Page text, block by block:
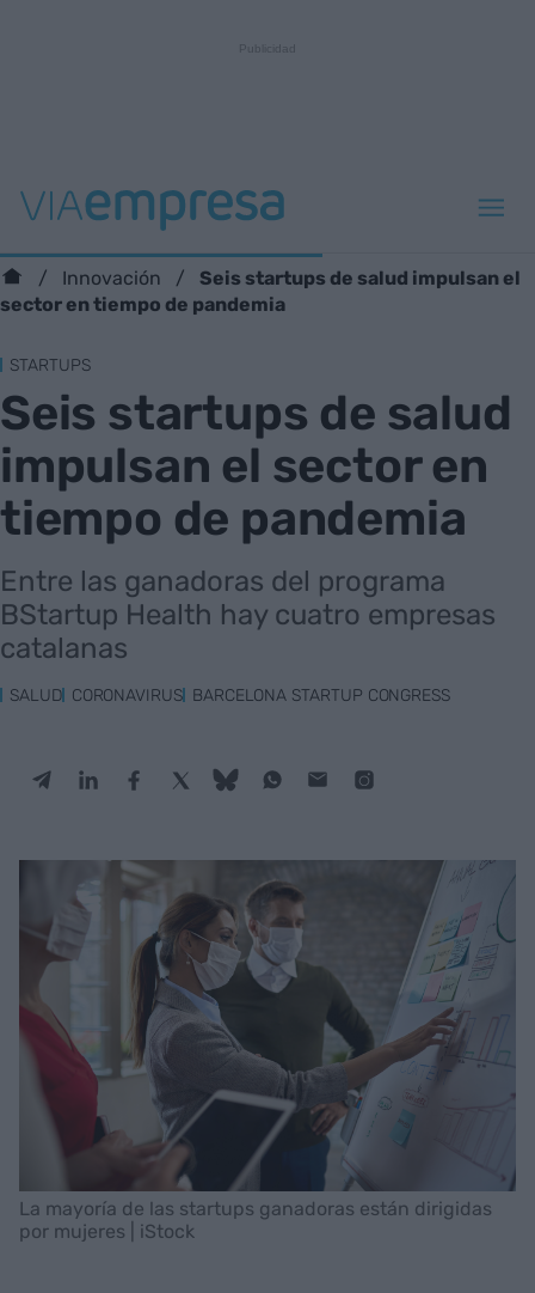
Innovación
Seis startups de salud impulsan el
sector en tiempo de pandemia
STARTUPS
Seis startups de salud
impulsan el sector en
tiempo de pandemia
Entre las ganadoras del programa
BStartup Health hay cuatro empresas
catalanas
SALUD CORONAVIRUS BARCELONA STARTUP CONGRESS
La mayoría de las startups ganadoras están dirigidas
por mujeres | iStock